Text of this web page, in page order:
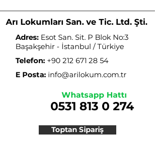
Arı Lokumları San. ve Tic. Ltd. Şti.
Adres: Esot San. Sit. P Blok No:3
Başakşehir - İstanbul / Türkiye
Telefon: +90 212 671 28 54
E Posta: info@arilokum.com.tr
Whatsapp Hattı
0531 813 0 274
Toptan Sipariş